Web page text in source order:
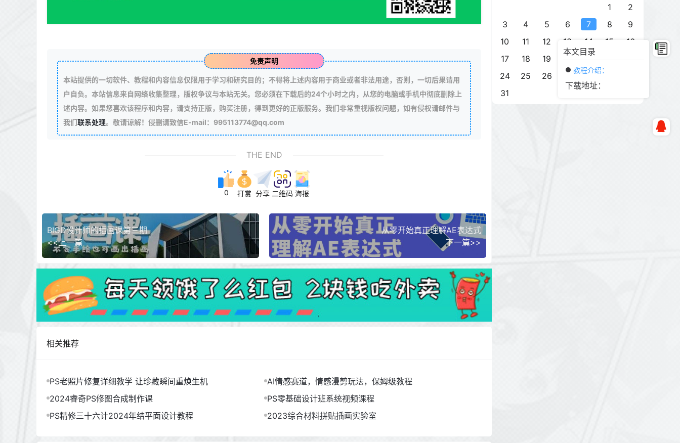
本文目录
教程介绍：
下载地址：
免责声明
本站提供的一切软件、教程和内容信息仅限用于学习和研究目的；不得将上述内容用于商业或者非法用途，否则，一切后果请用
户自负。本站信息来自网络收集整理，版权争议与本站无关。您必须在下载后的24个小时之内，从您的电脑或手机中彻底删除上
述内容。如果您喜欢该程序和内容，请支持正版，购买注册，得到更好的正版服务。我们非常重视版权问题，如有侵权请邮件与
我们联系处理。敬请谅解！侵删请致信E-mail：995113774@qq.com
THE END
0 打赏 分享 二维码 海报
BIGD设计师的插画课第三期
<<上一篇
从零开始真正理解AE表达式
下一篇>>
相关推荐
PS老照片修复详细教学 让珍藏瞬间重焕生机
AI情感赛道，情感漫剪玩法，保姆级教程
2024睿奇PS修图合成制作课
PS零基础设计班系统视频课程
PS精修三十六计2024年结平面设计教程
2023综合材料拼贴插画实验室
1
2
3
4 5 6 7 8
9
10
11 12 13 14 15
16
17
18 19 20 21
24
25 26 28
31